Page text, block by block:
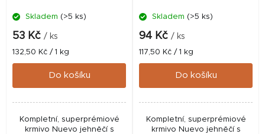
Skladem (>5 ks)
53 Kč / ks
Měrná
cena:
132,50 Kč / 1 kg
Do košíku
Kompletní, superprémiové
krmivo Nuevo jehněčí s
Skladem (>5 ks)
94 Kč / ks
Měrná
cena:
117,50 Kč / 1 kg
Do košíku
Kompletní, superprémiové
krmivo Nuevo jehněčí s